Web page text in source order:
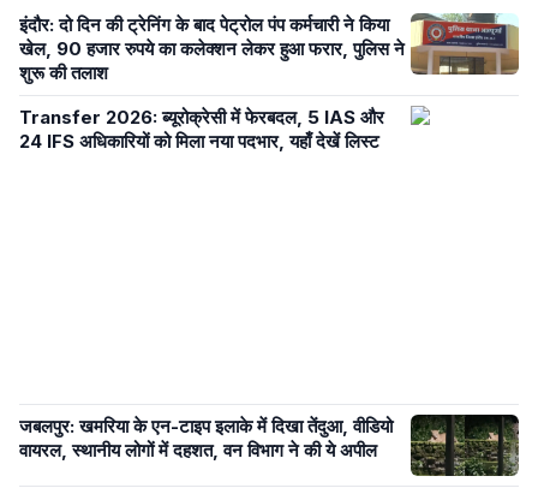
इंदौर: दो दिन की ट्रेनिंग के बाद पेट्रोल पंप कर्मचारी ने किया
खेल, 90 हजार रुपये का कलेक्शन लेकर हुआ फरार, पुलिस ने
शुरू की तलाश
Transfer 2026: ब्यूरोक्रेसी में फेरबदल, 5 IAS और
24 IFS अधिकारियों को मिला नया पदभार, यहाँ देखें लिस्ट
जबलपुर: खमरिया के एन-टाइप इलाके में दिखा तेंदुआ, वीडियो
वायरल, स्थानीय लोगों में दहशत, वन विभाग ने की ये अपील